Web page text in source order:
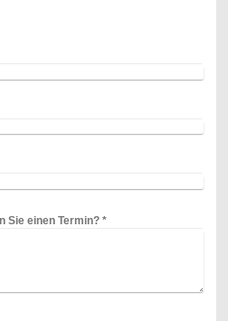
Sie einen Termin?*